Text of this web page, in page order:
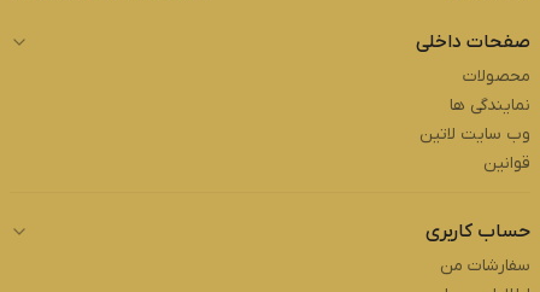
صفحات داخلی
محصولات
نمایندگی ها
وب سایت لاتین
قوانین
حساب کاربری
سفارشات من